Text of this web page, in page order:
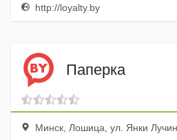
http://loyalty.by
Паперка
Минск, Лошица, ул. Янки